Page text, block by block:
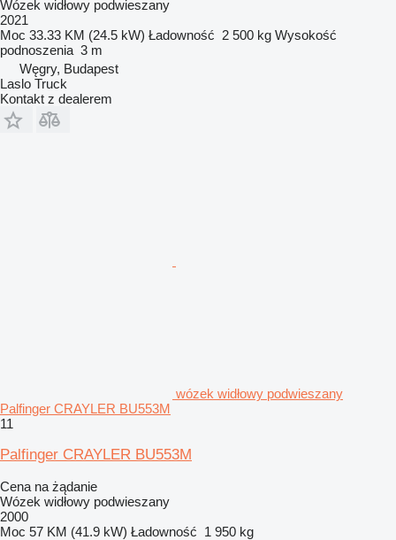
Wózek widłowy podwieszany
2021
Moc 33.33 KM (24.5 kW) Ładowność 2 500 kg Wysokość
podnoszenia 3 m
Węgry, Budapest
Laslo Truck
Kontakt z dealerem
wózek widłowy podwieszany
Palfinger CRAYLER BU553M
11
Palfinger CRAYLER BU553M
Cena na żądanie
Wózek widłowy podwieszany
2000
Moc 57 KM (41.9 kW) Ładowność 1 950 kg